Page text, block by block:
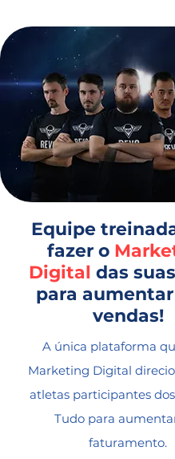
Equipe
fazer o
Digital das
para
vendas!
A única plataforma
Marketing Digital
atletas participantes
Tudo para
faturamento.